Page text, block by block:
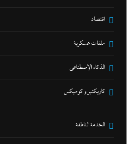
اقتصاد
ملفات عسكرية
الذكاء الإصطناعي
كاريكتير و كوميكس
الخدمة الناطقة